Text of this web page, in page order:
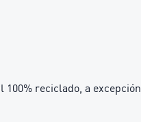
reciclado, a